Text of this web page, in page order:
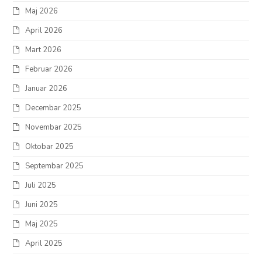
Maj 2026
April 2026
Mart 2026
Februar 2026
Januar 2026
Decembar 2025
Novembar 2025
Oktobar 2025
Septembar 2025
Juli 2025
Juni 2025
Maj 2025
April 2025